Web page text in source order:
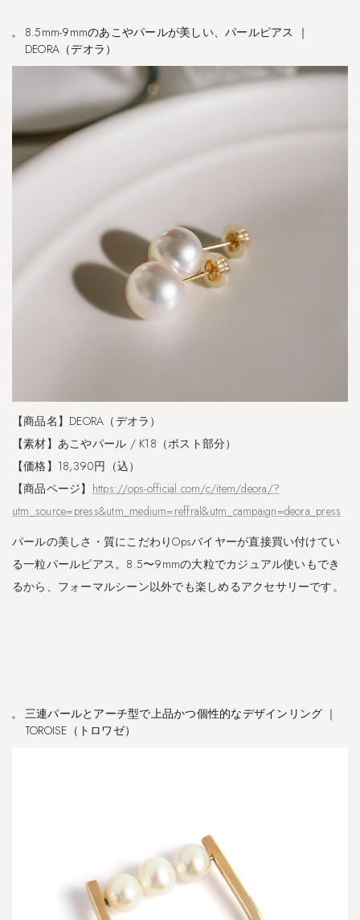
8.5mm-9mmのあこやパールが美しい、パールピアス ｜
DEORA（デオラ）
【商品名】DEORA（デオラ）
【素材】あこやパール / K18（ポスト部分）
【価格】18,390円（込）
【商品ページ】 https://ops-official.com/c/item/deora/?
utm_source=press&utm_medium=reffral&utm_campaign=deora_press
パールの美しさ・質にこだわりOpsバイヤーが直接買い付けてい
る一粒パールピアス。8.5〜9mmの大粒でカジュアル使いもでき
るから、フォーマルシーン以外でも楽しめるアクセサリーです。
​三連パールとアーチ型で上品かつ個性的なデザインリング ｜
TOROISE（トロワゼ）